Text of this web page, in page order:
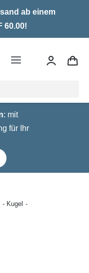
ab einem
60.00!
Toggle
: mit
für Ihr
Kugel